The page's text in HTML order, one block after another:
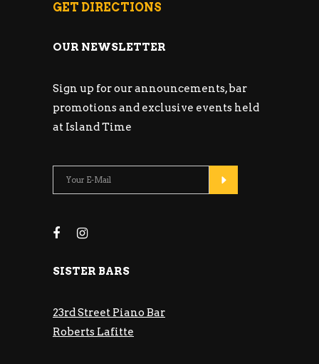
GET DIRECTIONS
OUR NEWSLETTER
Sign up for our announcements, bar
promotions and exclusive events held
at Island Time
SISTER BARS
23rd Street Piano Bar
Roberts Lafitte